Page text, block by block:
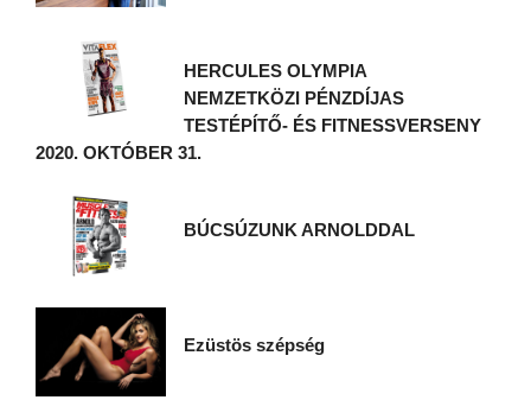
HERCULES OLYMPIA
NEMZETKÖZI PÉNZDÍJAS
TESTÉPÍTŐ- ÉS FITNESSVERSENY
2020. OKTÓBER 31.
BÚCSÚZUNK ARNOLDDAL
Ezüstös szépség